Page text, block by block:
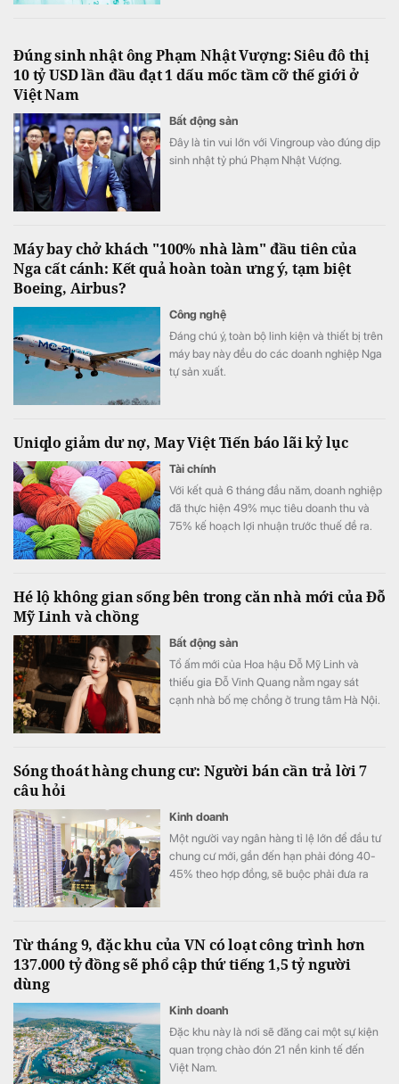
Đúng sinh nhật ông Phạm Nhật Vượng: Siêu đô thị
10 tỷ USD lần đầu đạt 1 dấu mốc tầm cỡ thế giới ở
Việt Nam
Bất động sản
Đây là tin vui lớn với Vingroup vào đúng dịp
sinh nhật tỷ phú Phạm Nhật Vượng.
Máy bay chở khách "100% nhà làm" đầu tiên của
Nga cất cánh: Kết quả hoàn toàn ưng ý, tạm biệt
Boeing, Airbus?
Công nghệ
Đáng chú ý, toàn bộ linh kiện và thiết bị trên
máy bay này đều do các doanh nghiệp Nga
tự sản xuất.
Uniqlo giảm dư nợ, May Việt Tiến báo lãi kỷ lục
Tài chính
Với kết quả 6 tháng đầu năm, doanh nghiệp
đã thực hiện 49% mục tiêu doanh thu và
75% kế hoạch lợi nhuận trước thuế đề ra.
Hé lộ không gian sống bên trong căn nhà mới của Đỗ
Mỹ Linh và chồng
Bất động sản
Tổ ấm mới của Hoa hậu Đỗ Mỹ Linh và
thiếu gia Đỗ Vinh Quang nằm ngay sát
cạnh nhà bố mẹ chồng ở trung tâm Hà Nội.
Sóng thoát hàng chung cư: Người bán cần trả lời 7
câu hỏi
Kinh doanh
Một người vay ngân hàng tỉ lệ lớn để đầu tư
chung cư mới, gần đến hạn phải đóng 40-
45% theo hợp đồng, sẽ buộc phải đưa ra
Từ tháng 9, đặc khu của VN có loạt công trình hơn
137.000 tỷ đồng sẽ phổ cập thứ tiếng 1,5 tỷ người
dùng
Kinh doanh
Đặc khu này là nơi sẽ đăng cai một sự kiện
quan trọng chào đón 21 nền kinh tế đến
Việt Nam.